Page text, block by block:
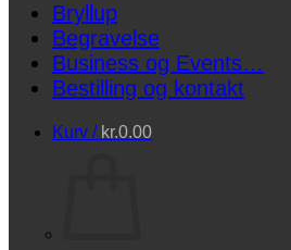
Bryllup
Begravelse
Business og Events…
Bestilling og kontakt
Kurv / kr.0.00